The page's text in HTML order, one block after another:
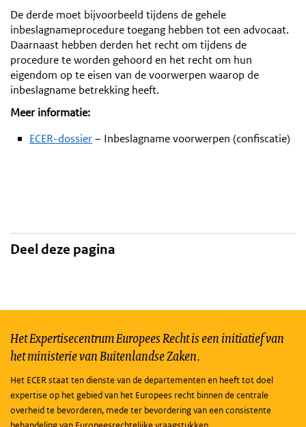
De derde moet bijvoorbeeld tijdens de gehele
inbeslagnameprocedure toegang hebben tot een advocaat.
Daarnaast hebben derden het recht om tijdens de
procedure te worden gehoord en het recht om hun
eigendom op te eisen van de voorwerpen waarop de
inbeslagname betrekking heeft.
Meer informatie:
ECER-dossier– Inbeslagname voorwerpen (confiscatie)
Deel deze pagina
Het Expertisecentrum Europees Recht is een initiatief van
het ministerie van Buitenlandse Zaken.
Het ECER staat ten dienste van de departementen en heeft tot doel
expertise op het gebied van het Europees recht binnen de centrale
overheid te bevorderen, mede ter bevordering van een consistente